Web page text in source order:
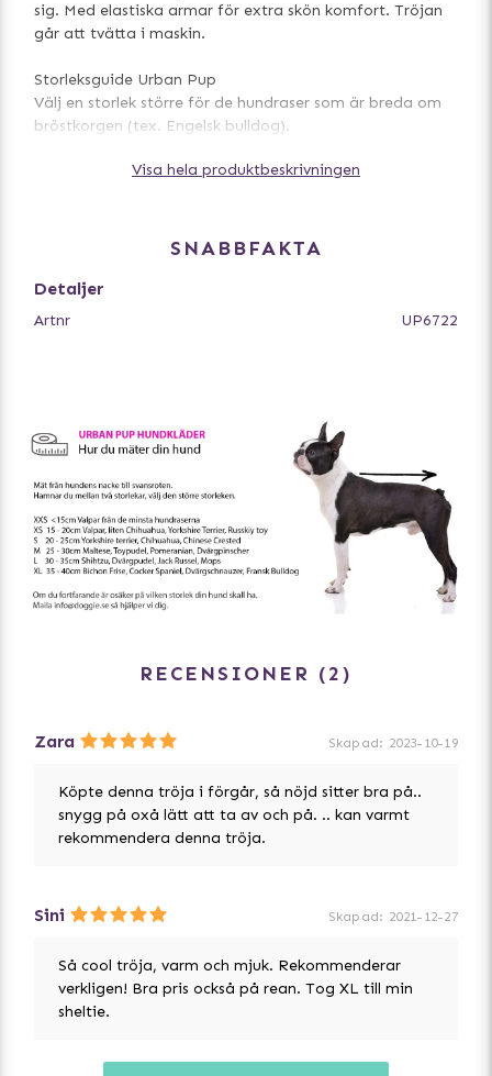
sig. Med elastiska armar för extra skön komfort. Tröjan
går att tvätta i maskin.
Storleksguide Urban Pup
Välj en storlek större för de hundraser som är breda om
bröstkorgen (tex. Engelsk bulldog).
Visa hela produktbeskrivningen
SNABBFAKTA
Detaljer
Artnr UP6722
RECENSIONER 2
Zara Skapad: 2023-10-19
Köpte denna tröja i förgår, så nöjd sitter bra på..
snygg på oxå lätt att ta av och på. .. kan varmt
rekommendera denna tröja.
Sini Skapad: 2021-12-27
Så cool tröja, varm och mjuk. Rekommenderar
verkligen! Bra pris också på rean. Tog XL till min
sheltie.